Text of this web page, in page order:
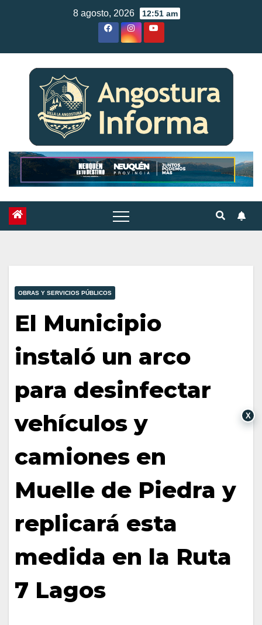
8 agosto, 2026 12:51 am
OBRAS Y SERVICIOS PÚBLICOS
El Municipio
instaló un arco
para desinfectar
vehículos y
camiones en
Muelle de Piedra y
replicará esta
medida en la Ruta
7 Lagos
X